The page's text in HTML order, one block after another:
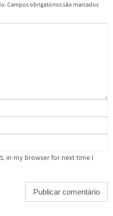
Campos obrigatórios são marcados
in my browser for next time I